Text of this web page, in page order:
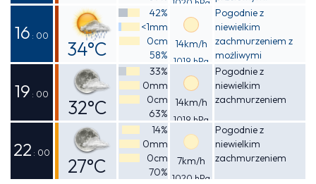
Odczuwalna
39°C
opadami deszczu
16 : 00
34°C
Odczuwalna
40°C
42%
<1mm
0cm
58%
14km/h
1019 hPa
Pogodnie z
niewielkim
zachmurzeniem z
możliwymi
przelotnymi
opadami deszczu
19 : 00
32°C
Odczuwalna
37°C
33%
0mm
0cm
63%
14km/h
1019 hPa
Pogodnie z
niewielkim
zachmurzeniem
22 : 00
27°C
14%
0mm
0cm
70%
7km/h
1020 hPa
Pogodnie z
niewielkim
zachmurzeniem